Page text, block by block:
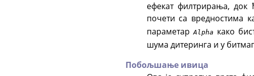
ефекат филтрирања, док
почети са вредностима
параметарAlpha како
шума дитеринга и у
Побољшање ивица